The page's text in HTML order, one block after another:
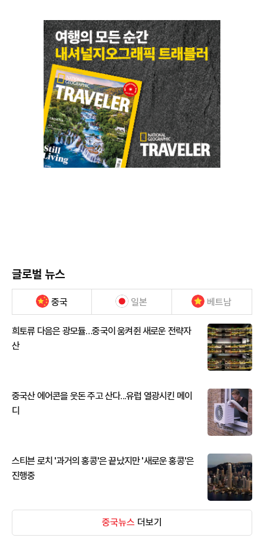
글로벌 뉴스
중국 일본 베트남
희토류 다음은 광모듈…중국이 움켜쥔 새로운 전략자
산
중국산 에어콘을 웃돈 주고 산다...유럽 열광시킨 메이
디
스티븐 로치 '과거의 홍콩'은 끝났지만 '새로운 홍콩'은
진행중
중국뉴스 더보기